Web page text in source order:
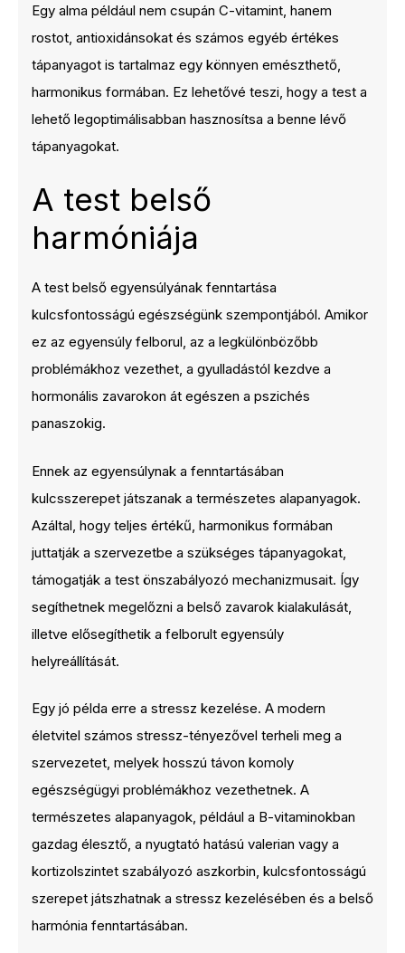
Egy alma például nem csupán C-vitamint, hanem
rostot, antioxidánsokat és számos egyéb értékes
tápanyagot is tartalmaz egy könnyen emészthető,
harmonikus formában. Ez lehetővé teszi, hogy a test a
lehető legoptimálisabban hasznosítsa a benne lévő
tápanyagokat.
A test belső
harmóniája
A test belső egyensúlyának fenntartása
kulcsfontosságú egészségünk szempontjából. Amikor
ez az egyensúly felborul, az a legkülönbözőbb
problémákhoz vezethet, a gyulladástól kezdve a
hormonális zavarokon át egészen a pszichés
panaszokig.
Ennek az egyensúlynak a fenntartásában
kulcsszerepet játszanak a természetes alapanyagok.
Azáltal, hogy teljes értékű, harmonikus formában
juttatják a szervezetbe a szükséges tápanyagokat,
támogatják a test önszabályozó mechanizmusait. Így
segíthetnek megelőzni a belső zavarok kialakulását,
illetve elősegíthetik a felborult egyensúly
helyreállítását.
Egy jó példa erre a stressz kezelése. A modern
életvitel számos stressz-tényezővel terheli meg a
szervezetet, melyek hosszú távon komoly
egészségügyi problémákhoz vezethetnek. A
természetes alapanyagok, például a B-vitaminokban
gazdag élesztő, a nyugtató hatású valerian vagy a
kortizolszintet szabályozó aszkorbin, kulcsfontosságú
szerepet játszhatnak a stressz kezelésében és a belső
harmónia fenntartásában.